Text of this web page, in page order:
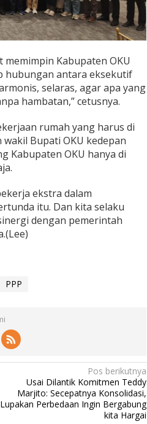
Kabupaten OKU
hubungan antara eksekutif
selaras, agar apa yang
hambatan,” cetusnya.
rumah yang harus di
Bupati OKU kedepan
Kabupaten OKU hanya di
ekstra dalam
itu. Dan kita selaku
dengan pemerintah
PPP
Pos berikutnya
Usai Dilantik Komitmen Teddy
Marjito: Secepatnya Konsolidasi,
Lupakan Perbedaan Ingin Bergabung
kita Hargai